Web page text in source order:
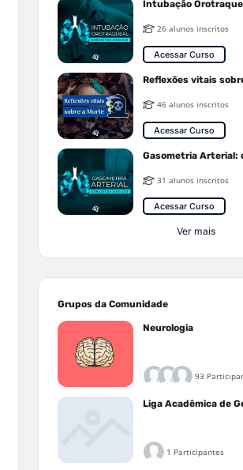
26 alunos inscritos
Acessar Curso
Reflexões vitais
46 alunos inscritos
Acessar Curso
Gasometria Arterial:
31 alunos inscritos
Acessar Curso
Ver mais
Grupos da Comunidade
Neurologia
93
1 Participantes